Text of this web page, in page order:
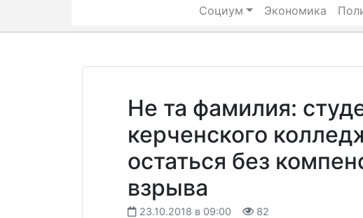
Социум Экономика
Не та фамилия:
керченского
остаться без
взрыва
23.10.2018 в 09:00 82